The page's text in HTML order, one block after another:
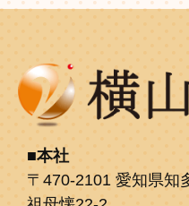
本社
〒470-2101 愛知県知